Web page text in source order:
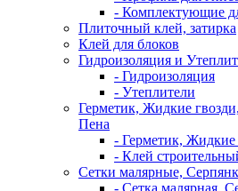
- Комплектующие
Плиточный клей, затирка
Клей для блоков
Гидроизоляция и
- Гидроизоляция
- Утеплители
Герметик, Жидкие
Пена
- Герметик,
- Клей
Сетки малярные,
- Сетка малярная,